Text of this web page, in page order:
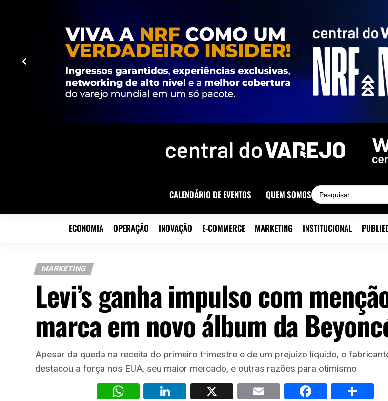
CALENDÁRIO DE EVENTOS QUEM SOMOS
ECONOMIA OPERAÇÃO INOVAÇÃO E-COMMERCE MARKETING INSTITUCIONAL
MARKETING
Levi’s ganha impulso com
marca em novo álbum da
Apesar da queda na receita do primeiro trimestre e de um prejuízo líquido, o
destacou a força nos EUA, seu maior mercado, e outras razões para otimismo
WhatsAppLinkedIn
X Email